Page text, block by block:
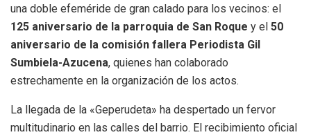
una doble efeméride de gran calado para los vecinos: el
125 aniversario de la parroquia de San Roque y el 50
aniversario de la comisión fallera Periodista Gil
Sumbiela-Azucena, quienes han colaborado
estrechamente en la organización de los actos.
La llegada de la «Geperudeta» ha despertado un fervor
multitudinario en las calles del barrio. El recibimiento oficial